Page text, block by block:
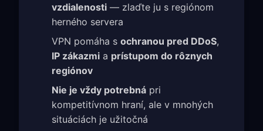
vzdialenosti — zlaďte ju s regiónom
herného servera
VPN pomáha s ochranou pred DDoS,
IP zákazmi a prístupom do rôznych
regiónov
Nie je vždy potrebná pri
kompetitívnom hraní, ale v mnohých
situáciách je užitočná